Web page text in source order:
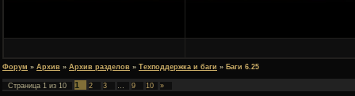
Форум » Архив » Архив разделов » Техподдержка и баги » Баги 6.25
Страница 1 из 10 1 2 3 … 9 10 »